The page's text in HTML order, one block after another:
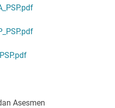
Asesmen